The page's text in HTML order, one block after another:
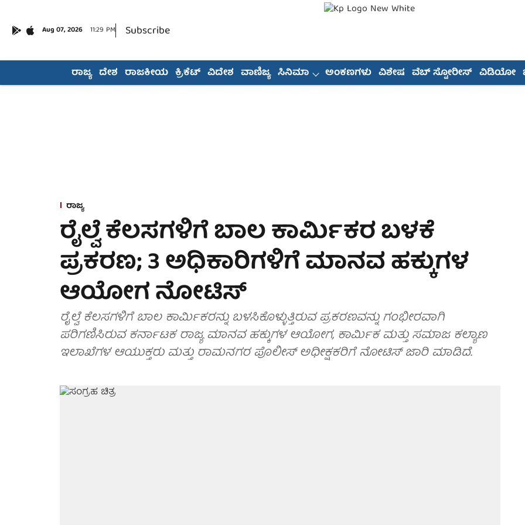
Aug 07, 2026 11:29 PM Subscribe
ರಾಜ್ಯ ದೇಶ ರಾಜಕೀಯ ಕ್ರಿಕೆಟ್ ವಿದೇಶ ವಾಣಿಜ್ಯ ಸಿನಿಮಾ ಅಂಕಣಗಳು ವಿಶೇಷ ವೆಬ್ ಸ್ಟೋರೀಸ್ ವಿಡಿಯೋ
ರಾಜ್ಯ
ರೈಲ್ವೆ ಕೆಲಸಗಳಿಗೆ ಬಾಲ ಕಾರ್ಮಿಕರ ಬಳಕೆ
ಪ್ರಕರಣ; 3 ಅಧಿಕಾರಿಗಳಿಗೆ ಮಾನವ ಹಕ್ಕುಗಳ
ಆಯೋಗ ನೋಟಿಸ್
ರೈಲ್ವೆ ಕೆಲಸಗಳಿಗೆ ಬಾಲ ಕಾರ್ಮಿಕರನ್ನು ಬಳಸಿಕೊಳ್ಳುತ್ತಿರುವ ಪ್ರಕರಣವನ್ನು ಗಂಭೀರವಾಗಿ
ಪರಿಗಣಿಸಿರುವ ಕರ್ನಾಟಕ ರಾಜ್ಯ ಮಾನವ ಹಕ್ಕುಗಳ ಆಯೋಗ, ಕಾರ್ಮಿಕ ಮತ್ತು ಸಮಾಜ ಕಲ್ಯಾಣ
ಇಲಾಖೆಗಳ ಆಯುಕ್ತರು ಮತ್ತು ರಾಮನಗರ ಪೊಲೀಸ್ ಅಧೀಕ್ಷಕರಿಗೆ ನೋಟಿಸ್ ಜಾರಿ ಮಾಡಿದೆ.